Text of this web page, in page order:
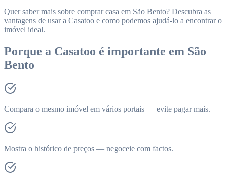
Quer saber mais sobre comprar casa em São Bento? Descubra as
vantagens de usar a Casatoo e como podemos ajudá-lo a encontrar o
imóvel ideal.
Porque a Casatoo é importante em São
Bento
Compara o mesmo imóvel em vários portais — evite pagar mais.
Mostra o histórico de preços — negoceie com factos.